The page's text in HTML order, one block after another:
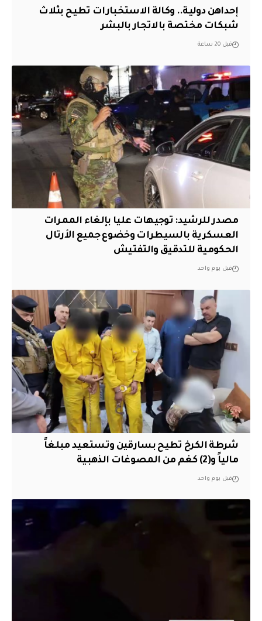
إحداهن دولية.. وكالة الاستخبارات تطيح بثلاث
شبكات مختصة بالاتجار بالبشر
قبل 20 ساعة
مصدر للرشيد: توجيهات عليا بإلغاء الممرات
العسكرية بالسيطرات وخضوع جميع الأرتال
الحكومية للتدقيق والتفتيش
قبل يوم واحد
شرطة الكرخ تطيح بسارقين وتستعيد مبلغاً
مالياً و(2) كغم من المصوغات الذهبية
قبل يوم واحد